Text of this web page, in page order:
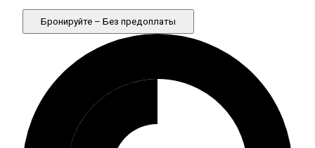
Бронируйте – Без предоплаты